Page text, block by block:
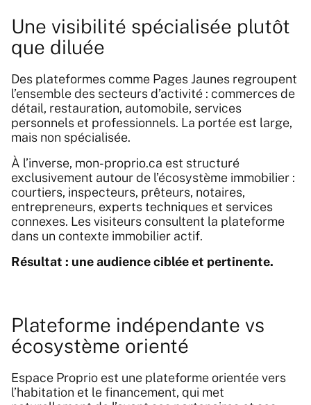
Une visibilité spécialisée plutôt
que diluée
Des plateformes comme Pages Jaunes regroupent
l’ensemble des secteurs d’activité : commerces de
détail, restauration, automobile, services
personnels et professionnels. La portée est large,
mais non spécialisée.
À l’inverse, mon-proprio.ca est structuré
exclusivement autour de l’écosystème immobilier :
courtiers, inspecteurs, prêteurs, notaires,
entrepreneurs, experts techniques et services
connexes. Les visiteurs consultent la plateforme
dans un contexte immobilier actif.
Résultat : une audience ciblée et pertinente.
Plateforme indépendante vs
écosystème orienté
Espace Proprio est une plateforme orientée vers
l’habitation et le financement, qui met